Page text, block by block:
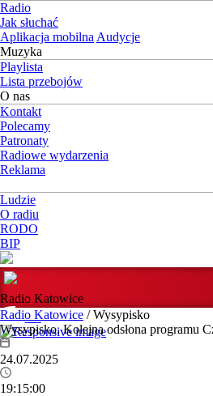
Radio
Jak słuchać
Aplikacja mobilna Audycje
Muzyka
Playlista
Lista przebojów
O nas
Kontakt
Polecamy
Patronaty
Radiowe wydarzenia
Reklama
Ludzie
O radiu
RODO
BIP
Radio Katowice
Radio Katowice / Wysypisko
Wysypisko. Kolejna odsłona programu
24.07.2025
19:15:00